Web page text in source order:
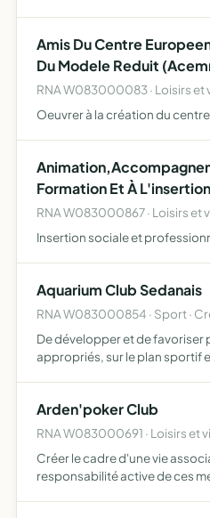
Amis Du Centre
Du Modele Reduit
RNA W083000083 · Loisirs et
Oeuvrer à la création du
Formation Et À L'insertion
RNA W083000867 · Loisirs et
Insertion sociale et
Aquarium Club Sedanais
RNA W083000854 · Sport ·
De développer et de favoriser
appropriés, sur le plan sportif
activités s…
Arden'poker Club
RNA W083000691 · Loisirs et
Créer le cadre d'une vie
responsabilité active de ces